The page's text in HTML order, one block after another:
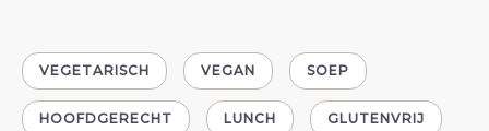
VEGETARISCH VEGAN SOEP
HOOFDGERECHT LUNCH GLUTENVRIJ